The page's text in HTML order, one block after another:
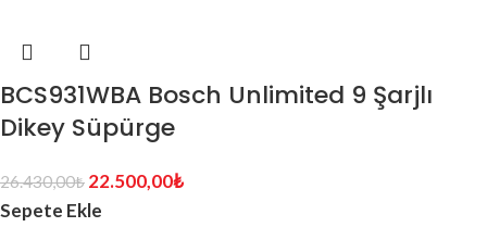
BCS931WBA Bosch Unlimited 9 Şarjlı
Dikey Süpürge
26.430,00₺ 22.500,00₺
Sepete Ekle